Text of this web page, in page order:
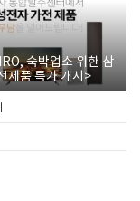
숙박업소 위한 삼
제품 특가 개시>